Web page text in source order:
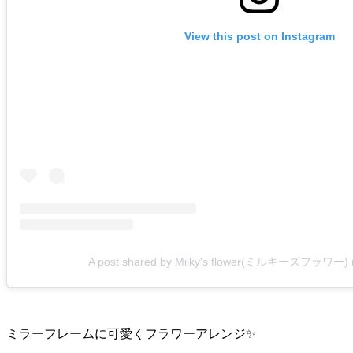
View this post on Instagram
A post shared by Milky's flower(ミルキーズフラワー)
ミラーフレームに可愛くフラワーアレンジ✨